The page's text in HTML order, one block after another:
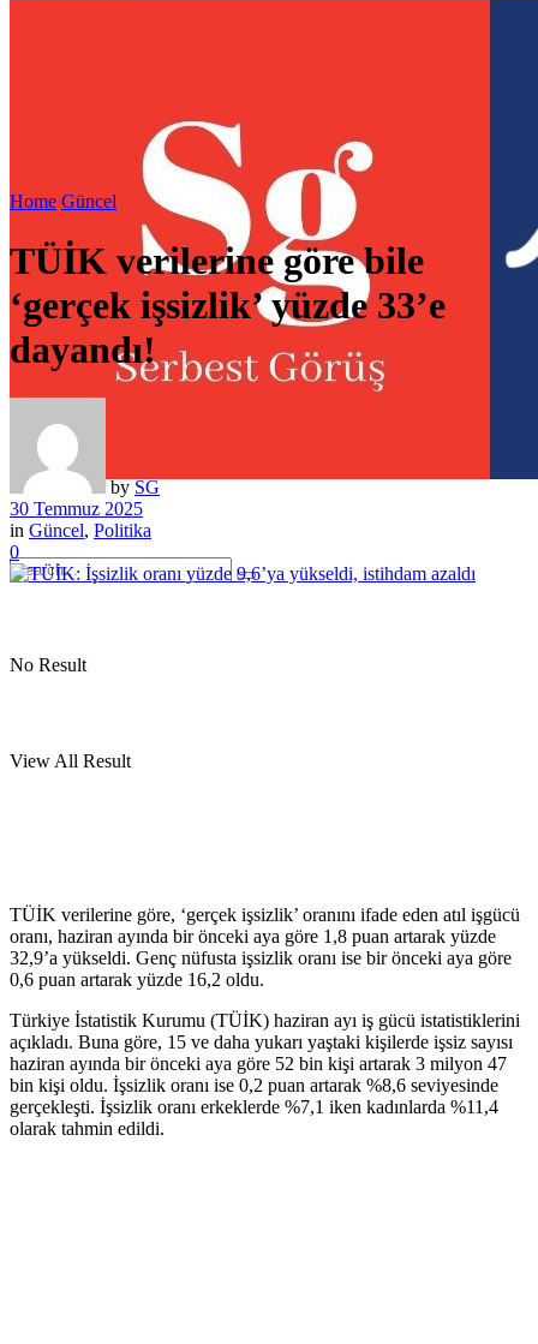
No Result
View All Result
Home Güncel
TÜİK verilerine göre bile
‘gerçek işsizlik’ yüzde 33’e
dayandı!
by SG
30 Temmuz 2025
in Güncel, Politika
0
TÜİK verilerine göre, ‘gerçek işsizlik’ oranını ifade eden atıl işgücü
oranı, haziran ayında bir önceki aya göre 1,8 puan artarak yüzde
32,9’a yükseldi. Genç nüfusta işsizlik oranı ise bir önceki aya göre
0,6 puan artarak yüzde 16,2 oldu.
Türkiye İstatistik Kurumu (TÜİK) haziran ayı iş gücü istatistiklerini
açıkladı. Buna göre, 15 ve daha yukarı yaştaki kişilerde işsiz sayısı
haziran ayında bir önceki aya göre 52 bin kişi artarak 3 milyon 47
bin kişi oldu. İşsizlik oranı ise 0,2 puan artarak %8,6 seviyesinde
gerçekleşti. İşsizlik oranı erkeklerde %7,1 iken kadınlarda %11,4
olarak tahmin edildi.